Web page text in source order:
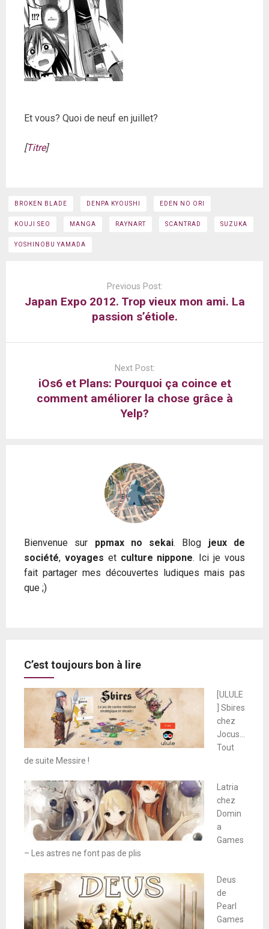
Et vous? Quoi de neuf en juillet?
[Titre]
BROKEN BLADE DENPA KYOUSHI EDEN NO ORI
KOUJI SEO MANGA RAYNART SCANTRAD SUZUKA
YOSHINOBU YAMADA
Previous Post:
Japan Expo 2012. Trop vieux mon ami. La
passion s’étiole.
Next Post:
iOs6 et Plans: Pourquoi ça coince et
comment améliorer la chose grâce à
Yelp?
Bienvenue sur ppmax no sekai. Blog jeux de
société, voyages et culture nippone. Ici je vous
fait partager mes découvertes ludiques mais pas
que ;)
C’est toujours bon à lire
[ULULE
] Sbires
chez
Jocus…
Tout
de suite Messire !
Latria
chez
Domin
a
Games
– Les astres ne font pas de plis
Deus
de
Pearl
Games